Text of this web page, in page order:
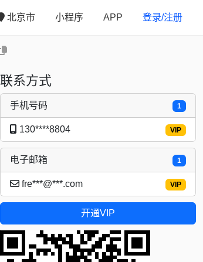
北京市 小程序 APP 登录/注册
联系方式
1
手机号码
VIP
130****8804
1
电子邮箱
VIP
fre***@***.com
开通VIP